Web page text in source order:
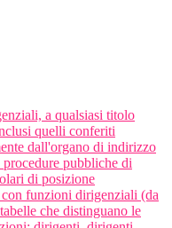
a qualsiasi titolo
quelli conferiti
dall'organo di indirizzo
pubbliche di
di posizione
funzioni dirigenziali (da
che distinguano le